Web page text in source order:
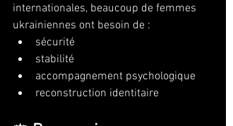
internationales, beaucoup de femmes
ukrainiennes ont besoin de :
sécurité
stabilité
accompagnement psychologique
reconstruction identitaire